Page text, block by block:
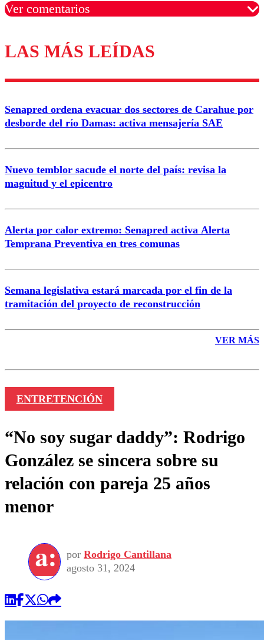
Ver comentarios
Los comentarios son moderados para garantizar un
diálogo respetuoso.
Nombre
Correo
LAS MÁS LEÍDAS
Senapred ordena evacuar dos sectores de Carahue por
desborde del río Damas: activa mensajería SAE
Nuevo temblor sacude el norte del país: revisa la
magnitud y el epicentro
Alerta por calor extremo: Senapred activa Alerta
Temprana Preventiva en tres comunas
Semana legislativa estará marcada por el fin de la
tramitación del proyecto de reconstrucción
VER MÁS
ENTRETENCIÓN
“No soy sugar daddy”: Rodrigo
González se sincera sobre su
relación con pareja 25 años
menor
por Rodrigo Cantillana
agosto 31, 2024